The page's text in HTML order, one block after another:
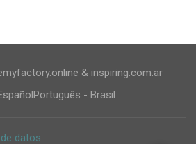
& inspiring.com.ar
Português - Brasil
datos